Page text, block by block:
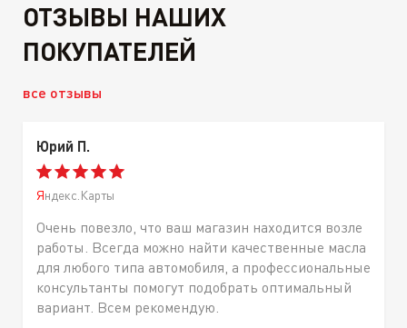
ОТЗЫВЫ НАШИХ
ПОКУПАТЕЛЕЙ
все отзывы
Юрий П.
Яндекс.Карты
Очень повезло, что ваш магазин находится возле
работы. Всегда можно найти качественные масла
для любого типа автомобиля, а профессиональные
консультанты помогут подобрать оптимальный
вариант. Всем рекомендую.